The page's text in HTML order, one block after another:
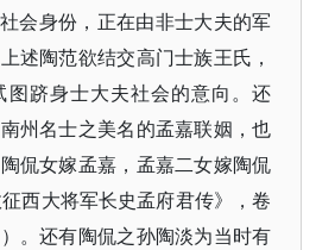
会身份，正在由非士大夫的军
述陶范欲结交高门士族王氏，
跻身士大夫社会的意向。还
州名士之美名的孟嘉联姻，也
侃女嫁孟嘉，孟嘉二女嫁陶侃
西大将军长史孟府君传》，卷
。还有陶侃之孙陶淡为当时有